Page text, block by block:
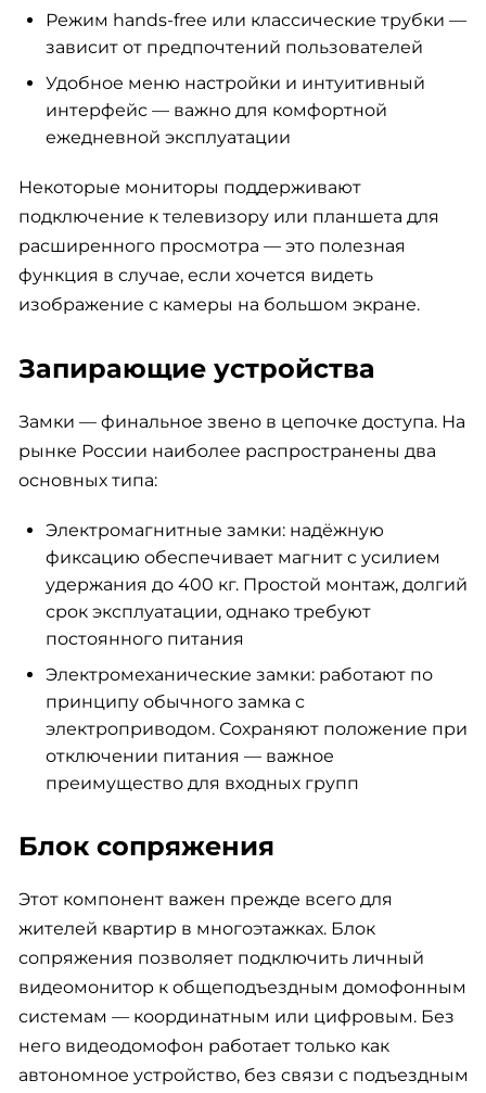
Режим hands-free или классические трубки —
зависит от предпочтений пользователей
Удобное меню настройки и интуитивный
интерфейс — важно для комфортной
ежедневной эксплуатации
Некоторые мониторы поддерживают
подключение к телевизору или планшета для
расширенного просмотра — это полезная
функция в случае, если хочется видеть
изображение с камеры на большом экране.
Запирающие устройства
Замки — финальное звено в цепочке доступа. На
рынке России наиболее распространены два
основных типа:
Электромагнитные замки: надёжную
фиксацию обеспечивает магнит с усилием
удержания до 400 кг. Простой монтаж, долгий
срок эксплуатации, однако требуют
постоянного питания
Электромеханические замки: работают по
принципу обычного замка с
электроприводом. Сохраняют положение при
отключении питания — важное
преимущество для входных групп
Блок сопряжения
Этот компонент важен прежде всего для
жителей квартир в многоэтажках. Блок
сопряжения позволяет подключить личный
видеомонитор к общеподъездным домофонным
системам — координатным или цифровым. Без
него видеодомофон работает только как
автономное устройство, без связи с подъездным